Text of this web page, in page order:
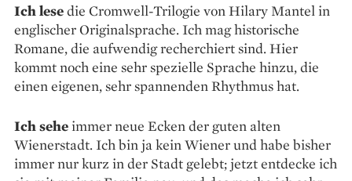
Ich lesedie Cromwell-Trilogie von Hilary Mantel in
englischer ­Originalsprache. Ich mag historische
Romane, die aufwendig recherchiert sind. Hier
kommt noch eine sehr spezielle Sprache hinzu, die
einen eigenen, sehr spannenden Rhythmus hat.
Ich seheimmer neue Ecken der guten alten
Wienerstadt. Ich bin ja kein Wiener und habe bisher
immer nur kurz in der Stadt gelebt; jetzt entdecke ich